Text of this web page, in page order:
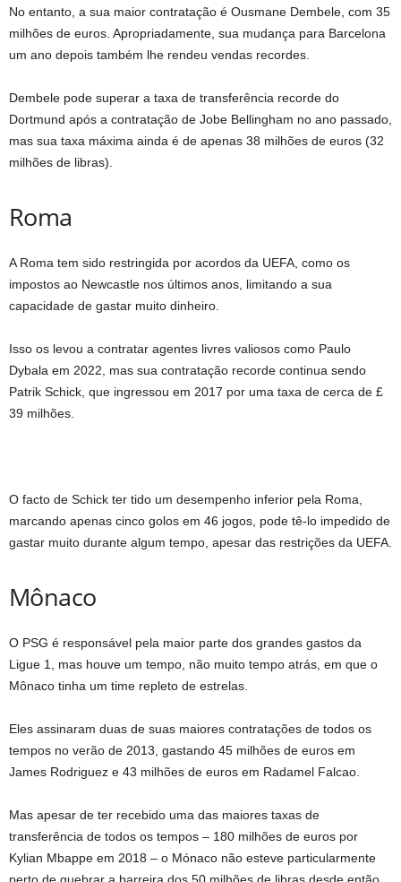
No entanto, a sua maior contratação é Ousmane Dembele, com 35
milhões de euros. Apropriadamente, sua mudança para Barcelona
um ano depois também lhe rendeu vendas recordes.
Dembele pode superar a taxa de transferência recorde do
Dortmund após a contratação de Jobe Bellingham no ano passado,
mas sua taxa máxima ainda é de apenas 38 milhões de euros (32
milhões de libras).
Roma
A Roma tem sido restringida por acordos da UEFA, como os
impostos ao Newcastle nos últimos anos, limitando a sua
capacidade de gastar muito dinheiro.
Isso os levou a contratar agentes livres valiosos como Paulo
Dybala em 2022, mas sua contratação recorde continua sendo
Patrik Schick, que ingressou em 2017 por uma taxa de cerca de £
39 milhões.
O facto de Schick ter tido um desempenho inferior pela Roma,
marcando apenas cinco golos em 46 jogos, pode tê-lo impedido de
gastar muito durante algum tempo, apesar das restrições da UEFA.
Mônaco
O PSG é responsável pela maior parte dos grandes gastos da
Ligue 1, mas houve um tempo, não muito tempo atrás, em que o
Mônaco tinha um time repleto de estrelas.
Eles assinaram duas de suas maiores contratações de todos os
tempos no verão de 2013, gastando 45 milhões de euros em
James Rodriguez e 43 milhões de euros em Radamel Falcao.
Mas apesar de ter recebido uma das maiores taxas de
transferência de todos os tempos – 180 milhões de euros por
Kylian Mbappe em 2018 – o Mónaco não esteve particularmente